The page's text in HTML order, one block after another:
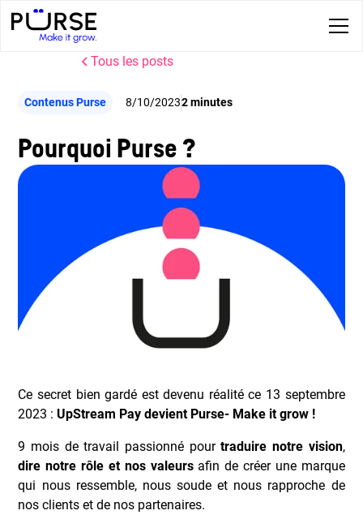
Tous les posts
Contenus Purse 8/10/20232 minutes
Pourquoi Purse ?
Ce secret bien gardé est devenu réalité ce 13 septembre
2023 :UpStream Pay devient Purse- Make it grow !
9 mois de travail passionné pourtraduire notre vision,
dire notre rôle et nos valeursafin de créer une marque
qui nous ressemble, nous soude et nous rapproche de
nos clients et de nos partenaires.